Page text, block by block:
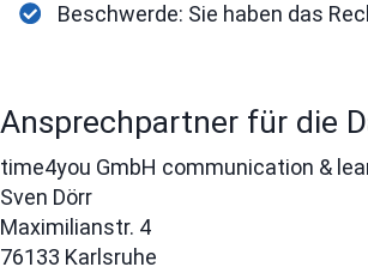
Beschwerde: Sie haben das
Ansprechpartner für die
time4you GmbH communication &
Sven Dörr
Maximilianstr. 4
76133 Karlsruhe